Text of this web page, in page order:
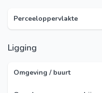
Perceeloppervlakte
Ligging
Omgeving / buurt